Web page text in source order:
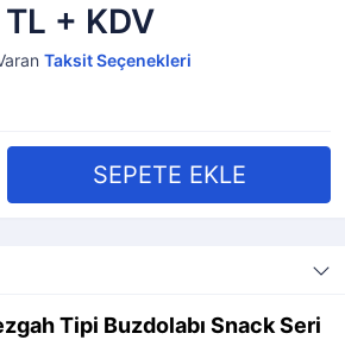
+ KDV
Taksit Seçenekleri
Tipi Buzdolabı Snack Seri